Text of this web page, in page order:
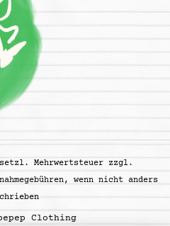
Mehrwertsteuer zzgl.
wenn nicht anders
Clothing